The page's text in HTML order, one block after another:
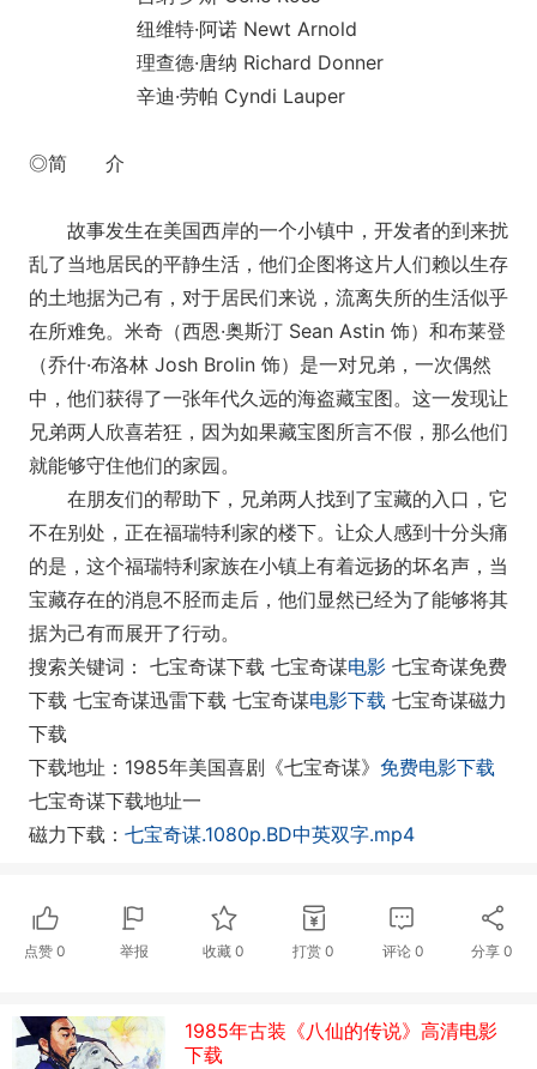
纽维特·阿诺 Newt Arnold
理查德·唐纳 Richard Donner
辛迪·劳帕 Cyndi Lauper
◎简 介
故事发生在美国西岸的一个小镇中，开发者的到来扰
乱了当地居民的平静生活，他们企图将这片人们赖以生存
的土地据为己有，对于居民们来说，流离失所的生活似乎
在所难免。米奇（西恩·奥斯汀 Sean Astin 饰）和布莱登
（乔什·布洛林 Josh Brolin 饰）是一对兄弟，一次偶然
中，他们获得了一张年代久远的海盗藏宝图。这一发现让
兄弟两人欣喜若狂，因为如果藏宝图所言不假，那么他们
就能够守住他们的家园。
在朋友们的帮助下，兄弟两人找到了宝藏的入口，它
不在别处，正在福瑞特利家的楼下。让众人感到十分头痛
的是，这个福瑞特利家族在小镇上有着远扬的坏名声，当
宝藏存在的消息不胫而走后，他们显然已经为了能够将其
据为己有而展开了行动。
搜索关键词： 七宝奇谋下载 七宝奇谋电影 七宝奇谋免费
下载 七宝奇谋迅雷下载 七宝奇谋电影下载 七宝奇谋磁力
下载
下载地址：1985年美国喜剧《七宝奇谋》 免费电影下载
七宝奇谋下载地址一
磁力下载： 七宝奇谋.1080p.BD中英双字.mp4
点赞 0 举报 收藏0 打赏 0 评论 0 分享0
1985年古装《八仙的传说》高清电影
下载